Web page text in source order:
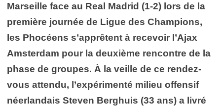
Marseille face au Real Madrid (1-2) lors de la
première journée de Ligue des Champions,
les Phocéens s’apprêtent à recevoir l’Ajax
Amsterdam pour la deuxième rencontre de la
phase de groupes. À la veille de ce rendez-
vous attendu, l’expérimenté milieu offensif
néerlandais Steven Berghuis (33 ans) a livré